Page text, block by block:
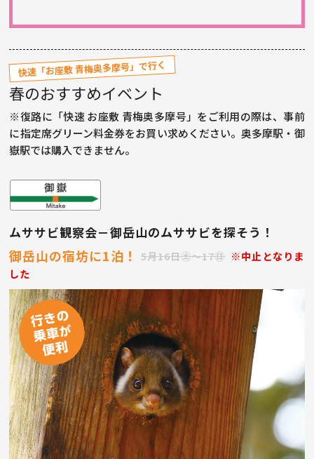
快速「お座敷 青梅奥多摩号」で行く
春のおすすめイベント
※復路に「快速 お座敷 青梅奥多摩号」をご利用の際は、事前
に指定席グリーン料金券をお買い求めください。奥多摩駅・御
嶽駅では購入できません。
ムササビ観察会－御岳山のムササビを探そう！
御岳山の宿坊に1泊！5月16日㊏〜17㊐ ※中止となりま
した